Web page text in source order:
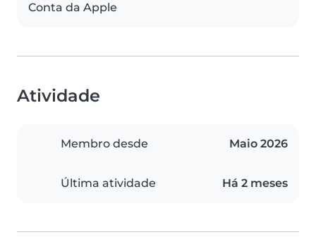
Conta da Apple
Atividade
Membro desde Maio 2026
Última atividade Há 2 meses